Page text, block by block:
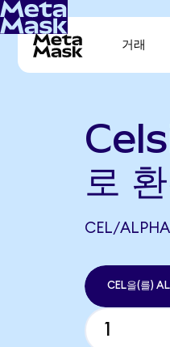
거래
로
CEL/
CEL을(를)